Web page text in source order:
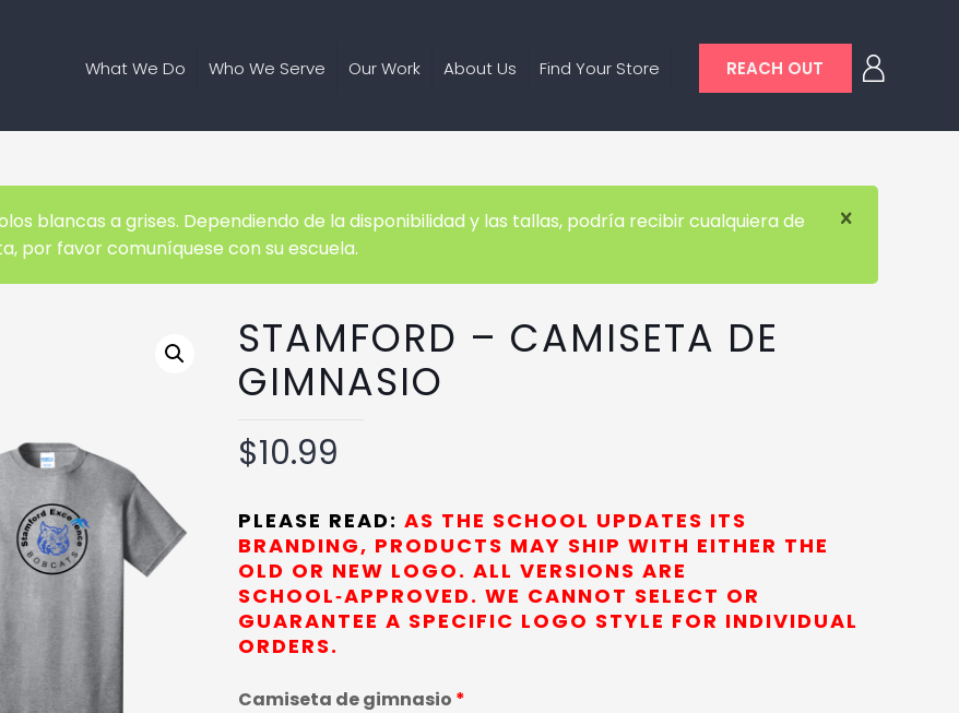
What We Do Who We Serve Our Work About Us Find Your Store REACH OUT
blancas a grises. Dependiendo de la disponibilidad y las tallas, podría recibir cualquiera de
por favor comuníquese con su escuela.
STAMFORD – CAMISETA DE
GIMNASIO
$10.99
PLEASE READ: AS THE SCHOOL UPDATES ITS
BRANDING, PRODUCTS MAY SHIP WITH EITHER THE
OLD OR NEW LOGO. ALL VERSIONS ARE
SCHOOL‑APPROVED. WE CANNOT SELECT OR
GUARANTEE A SPECIFIC LOGO STYLE FOR INDIVIDUAL
ORDERS.
Camiseta de gimnasio